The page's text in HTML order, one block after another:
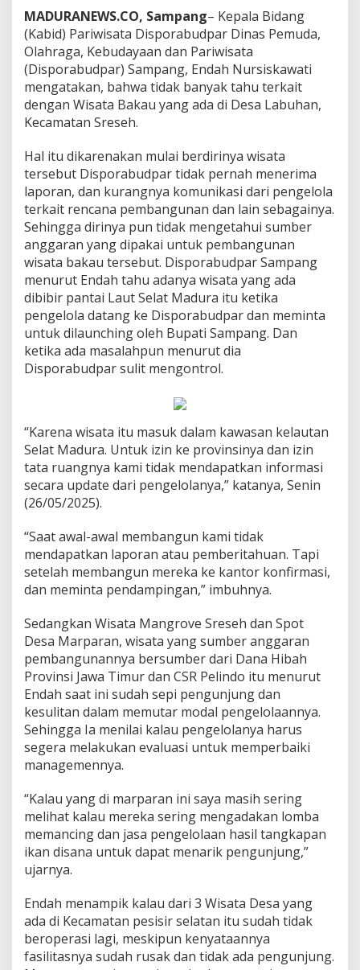
MADURANEWS.CO, Sampang– Kepala Bidang
(Kabid) Pariwisata Disporabudpar Dinas Pemuda,
Olahraga, Kebudayaan dan Pariwisata
(Disporabudpar) Sampang, Endah Nursiskawati
mengatakan, bahwa tidak banyak tahu terkait
dengan Wisata Bakau yang ada di Desa Labuhan,
Kecamatan Sreseh.
Hal itu dikarenakan mulai berdirinya wisata
tersebut Disporabudpar tidak pernah menerima
laporan, dan kurangnya komunikasi dari pengelola
terkait rencana pembangunan dan lain sebagainya.
Sehingga dirinya pun tidak mengetahui sumber
anggaran yang dipakai untuk pembangunan
wisata bakau tersebut. Disporabudpar Sampang
menurut Endah tahu adanya wisata yang ada
dibibir pantai Laut Selat Madura itu ketika
pengelola datang ke Disporabudpar dan meminta
untuk dilaunching oleh Bupati Sampang. Dan
ketika ada masalahpun menurut dia
Disporabudpar sulit mengontrol.
“Karena wisata itu masuk dalam kawasan kelautan
Selat Madura. Untuk izin ke provinsinya dan izin
tata ruangnya kami tidak mendapatkan informasi
secara update dari pengelolanya,” katanya, Senin
(26/05/2025).
“Saat awal-awal membangun kami tidak
mendapatkan laporan atau pemberitahuan. Tapi
setelah membangun mereka ke kantor konfirmasi,
dan meminta pendampingan,” imbuhnya.
Sedangkan Wisata Mangrove Sreseh dan Spot
Desa Marparan, wisata yang sumber anggaran
pembangunannya bersumber dari Dana Hibah
Provinsi Jawa Timur dan CSR Pelindo itu menurut
Endah saat ini sudah sepi pengunjung dan
kesulitan dalam memutar modal pengelolaannya.
Sehingga Ia menilai kalau pengelolanya harus
segera melakukan evaluasi untuk memperbaiki
managemennya.
“Kalau yang di marparan ini saya masih sering
melihat kalau mereka sering mengadakan lomba
memancing dan jasa pengelolaan hasil tangkapan
ikan disana untuk dapat menarik pengunjung,”
ujarnya.
Endah menampik kalau dari 3 Wisata Desa yang
ada di Kecamatan pesisir selatan itu sudah tidak
beroperasi lagi, meskipun kenyataannya
fasilitasnya sudah rusak dan tidak ada pengunjung.